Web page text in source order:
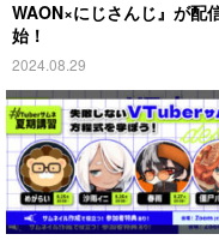
WAON×にじさんじ』が配
始！
2024.08.29